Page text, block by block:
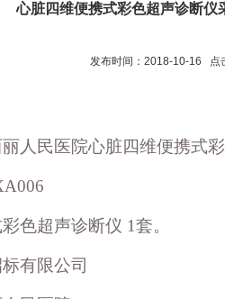
心脏四维便携式彩色超声诊断仪
发布时间：2018-10-16 点
人民医院心脏四维便携式
6
色超声诊断仪 1套。
有限公司